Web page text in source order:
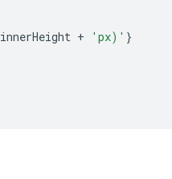
innerHeight + 'px)' }